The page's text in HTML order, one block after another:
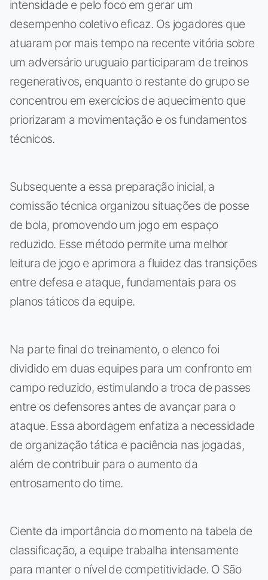
intensidade e pelo foco em gerar um
desempenho coletivo eficaz. Os jogadores que
atuaram por mais tempo na recente vitória sobre
um adversário uruguaio participaram de treinos
regenerativos, enquanto o restante do grupo se
concentrou em exercícios de aquecimento que
priorizaram a movimentação e os fundamentos
técnicos.
Subsequente a essa preparação inicial, a
comissão técnica organizou situações de posse
de bola, promovendo um jogo em espaço
reduzido. Esse método permite uma melhor
leitura de jogo e aprimora a fluidez das transições
entre defesa e ataque, fundamentais para os
planos táticos da equipe.
Na parte final do treinamento, o elenco foi
dividido em duas equipes para um confronto em
campo reduzido, estimulando a troca de passes
entre os defensores antes de avançar para o
ataque. Essa abordagem enfatiza a necessidade
de organização tática e paciência nas jogadas,
além de contribuir para o aumento da
entrosamento do time.
Ciente da importância do momento na tabela de
classificação, a equipe trabalha intensamente
para manter o nível de competitividade. O São